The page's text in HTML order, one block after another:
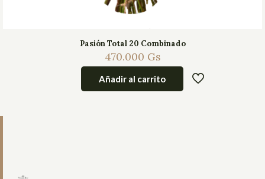
Pasión Total 20 Combinado
470.000 Gs
Añadir al carrito